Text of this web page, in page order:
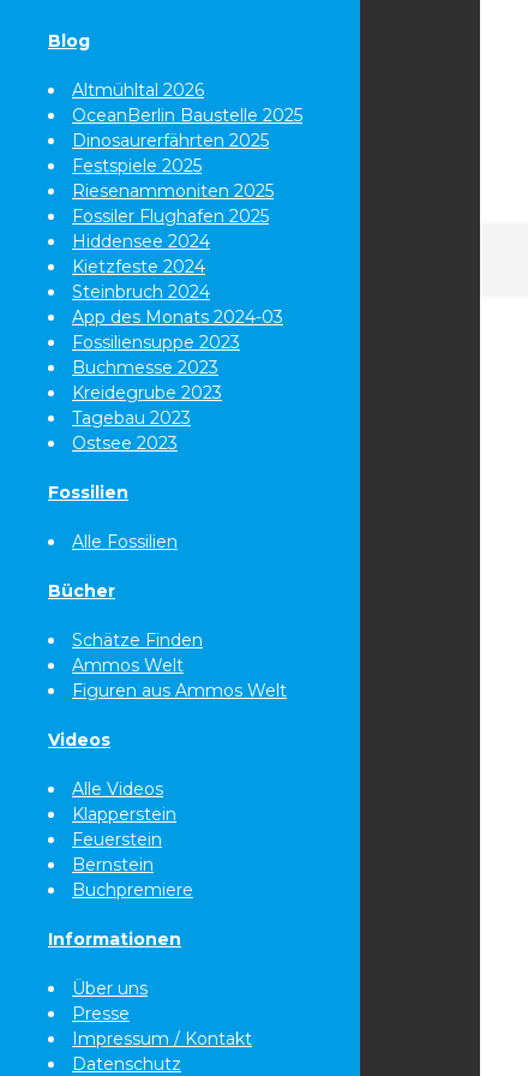
Blog
Altmühltal 2026
OceanBerlin Baustelle 2025
Dinosaurerfährten 2025
Festspiele 2025
Riesenammoniten 2025
Fossiler Flughafen 2025
Hiddensee 2024
Kietzfeste 2024
Steinbruch 2024
App des Monats 2024-03
Fossiliensuppe 2023
Buchmesse 2023
Kreidegrube 2023
Tagebau 2023
Ostsee 2023
Fossilien
Alle Fossilien
Bücher
Schätze Finden
Ammos Welt
Figuren aus Ammos Welt
Videos
Alle Videos
Klapperstein
Feuerstein
Bernstein
Buchpremiere
Informationen
Über uns
Presse
Impressum / Kontakt
Datenschutz